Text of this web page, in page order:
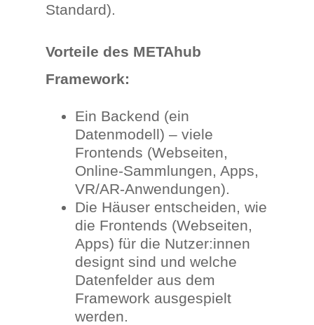
Standard).
Vorteile des METAhub
Framework:
Ein Backend (ein
Datenmodell) – viele
Frontends (Webseiten,
Online-Sammlungen, Apps,
VR/AR-Anwendungen).
Die Häuser entscheiden, wie
die Frontends (Webseiten,
Apps) für die Nutzer:innen
designt sind und welche
Datenfelder aus dem
Framework ausgespielt
werden.